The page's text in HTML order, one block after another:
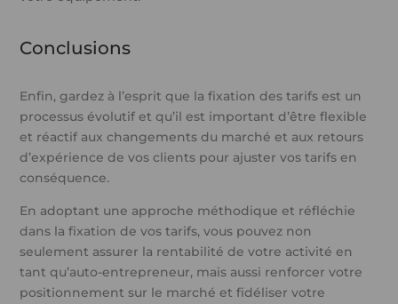
Conclusions
Enfin, gardez à l’esprit que la fixation des tarifs est un
processus évolutif et qu’il est important d’être flexible
et réactif aux changements du marché et aux retours
d’expérience de vos clients pour ajuster vos tarifs en
conséquence.
En adoptant une approche méthodique et réfléchie
dans la fixation de vos tarifs, vous pouvez non
seulement assurer la rentabilité de votre activité en
tant qu’auto-entrepreneur, mais aussi renforcer votre
positionnement sur le marché et fidéliser votre